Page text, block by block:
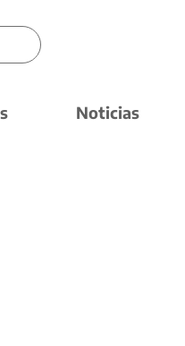
Noticias